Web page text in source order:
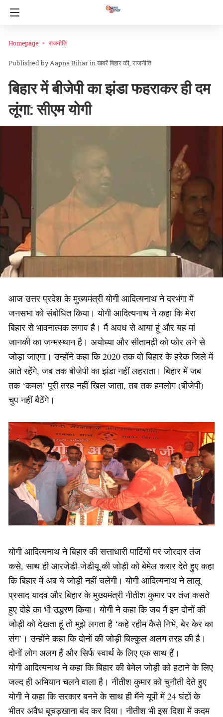
Homepage राजनीति
Aapna Bihar inखबरें बिहार की राजनीति
बिहार में बीजेपी का झंडा फहराकर ही दम
लूंगा: सीएम योगी
आज उत्तर प्रदेश के मुख्यमंत्री योगी आदित्यनाथ ने दरभंगा में
जनसभा को संबोधित किया। योगी आदित्यनाथ ने कहा कि मेरा
बिहार से भावनात्मक लगाव है। मैं अवध से आया हूं और यह मां
जानकी का जन्मस्थान है। अयोध्या और सीतामढ़ी को फोर लने से
जोड़ा जाएगा। उन्होंने कहा कि 2020 तक वो बिहार के हरेक जिले में
आते रहेंगे, जब तक बीजेपी का झंडा नहीं लहराता। बिहार में जब
तक ‘कमल’ पूरी तरह नहीं खिल जाता, तब तक हमलोग (बीजेपी)
चुप नहीं बैठेंगे।
योगी आदित्यनाथ ने बिहार की सत्ताधारी पार्टियों पर जोरदार तंज
कसे, साथ ही आरजेडी-जेडीयू की जोड़ी को बेमेल करार देते हुए कहा
कि बिहार में अब ये जोड़ी नहीं चलेगी। योगी आदित्यनाथ ने लालू
प्रसाद यादव और बिहार के मुख्यमंत्री नीतीश कुमार पर तंज कसते
हुए दोहे का भी उद्धरण किया। योगी ने कहा कि जब मैं इन दोनों की
जोड़ी को देखता हूं तो मुझे लगता है ‘कहे रहीम कैसे निभे, बेर केर का
संग’। उन्होंने कहा कि दोनों की जोड़ी बिल्कुल अलग तरह की है।
दोनों लोग अलग हैं और सिर्फ स्वार्थ के लिए एक साथ हैं।
योगी आदित्यनाथ ने कहा कि बिहार की बेमेल जोड़ी को हटाने के लिए
जल्द ही अभियान चलने वाला है। नीतीश कुमार को चुनौती देते हुए
योगी ने कहा कि सरकार बनने के साथ ही मैंने यूपी में 24 घंटों के
भीतर अवैध बूचड़खाना बंद कर दिया। नीतीश भी इस दिशा में कदम